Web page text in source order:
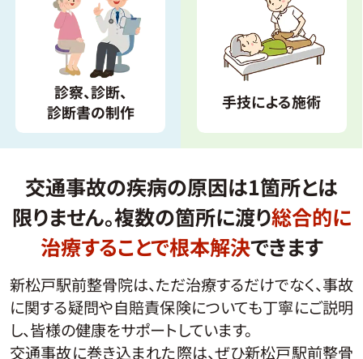
診察、診断、
診断書の制作
手技による施術
交通事故の疾病の原因は1箇所とは
限りません。複数の箇所に渡り総合的に
治療することで根本解決できます
新松戸駅前整骨院は、ただ治療するだけでなく、事故
に関する疑問や自賠責保険についても丁寧にご説明
し、皆様の健康をサポートしています。
交通事故に巻き込まれた際は、ぜひ新松戸駅前整骨